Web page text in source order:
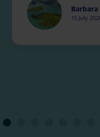
Barbara
15 July